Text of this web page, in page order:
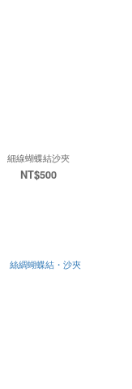
細線蝴蝶結沙夾
NT$500